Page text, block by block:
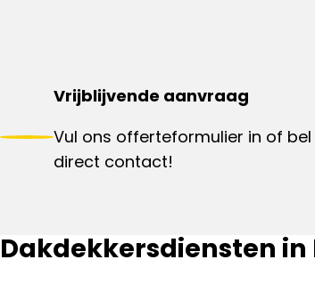
Vrijblijvende aanvraag
Vul ons offerteformulier in of
direct contact!
Dakdekkersdiensten